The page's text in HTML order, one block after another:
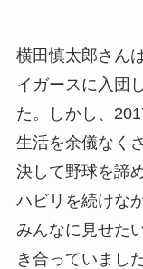
横田慎太郎さん
イガースに入団
た。しかし、
生活を余儀なく
決して野球を諦
ハビリを続けな
みんなに見せた
き合っていました